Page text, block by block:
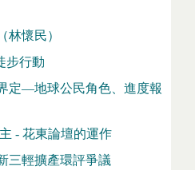
林懷民）
步行動
定—地球公民角色、進度報
- 花東論壇的運作
三輕擴產環評爭議